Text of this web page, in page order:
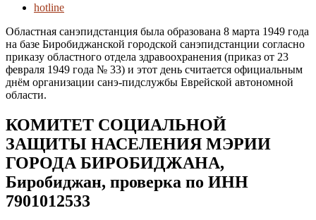
hotline
Областная санэпидстанция была образована 8 марта 1949 года
на базе Биробиджанской городской санэпидстанции согласно
приказу областного отдела здравоохранения (приказ от 23
февраля 1949 года № 33) и этот день считается официальным
днём организации санэ-пидслужбы Еврейской автономной
области.
КОМИТЕТ СОЦИАЛЬНОЙ
ЗАЩИТЫ НАСЕЛЕНИЯ МЭРИИ
ГОРОДА БИРОБИДЖАНА,
Биробиджан, проверка по ИНН
7901012533